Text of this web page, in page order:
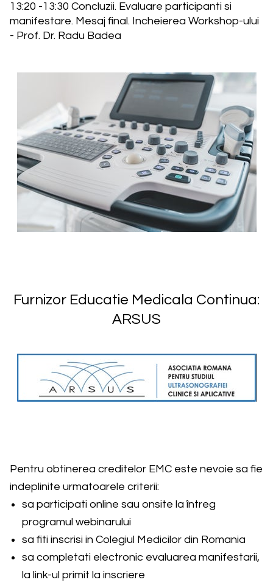
13:20 -13:30 Concluzii. Evaluare participanti si
manifestare. Mesaj final. Incheierea Workshop-ului
- Prof. Dr. Radu Badea
Furnizor Educatie Medicala Continua:
ARSUS
Pentru obtinerea creditelor EMC este nevoie sa fie
indeplinite urmatoarele criterii:
sa participati online sau onsite la întreg
programul webinarului
sa fiti inscrisi in Colegiul Medicilor din Romania
sa completati electronic evaluarea manifestarii,
la link-ul primit la inscriere